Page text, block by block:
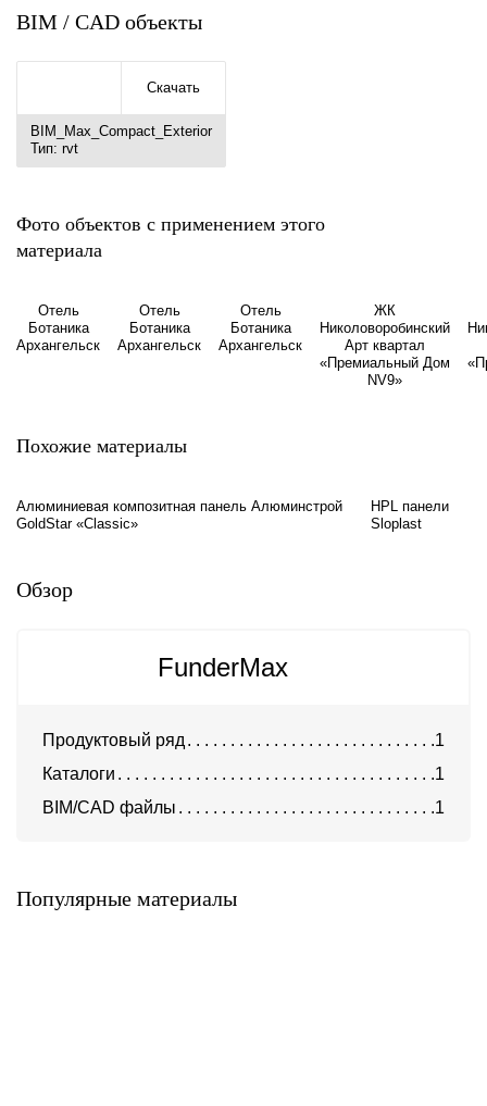
BIM / CAD объекты
Скачать
BIM_Max_Compact_Exterior
Тип: rvt
Фото объектов с применением этого
материала
Отель
Ботаника
Архангельск
Отель
Ботаника
Архангельск
Отель
Ботаника
Архангельск
ЖК
Николоворобинский
Арт квартал
«Премиальный Дом
NV9»
Похожие материалы
Алюминиевая композитная панель Алюминстрой
GoldStar «Classic»
HPL панели
Sloplast
Обзор
FunderMax
Продуктовый ряд
1
Каталоги
1
BIM/CAD файлы
1
Популярные материалы